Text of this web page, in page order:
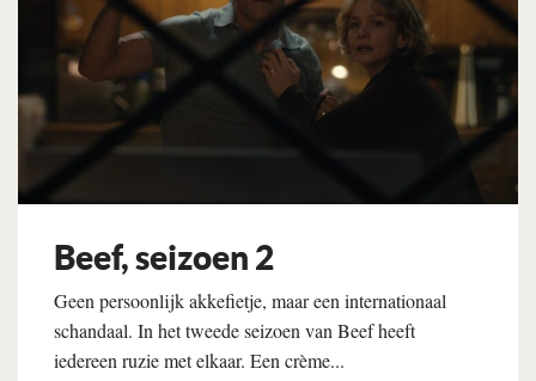
Beef, seizoen 2
Geen persoonlijk akkefietje, maar een internationaal
schandaal. In het tweede seizoen van Beef heeft
iedereen ruzie met elkaar. Een crème...